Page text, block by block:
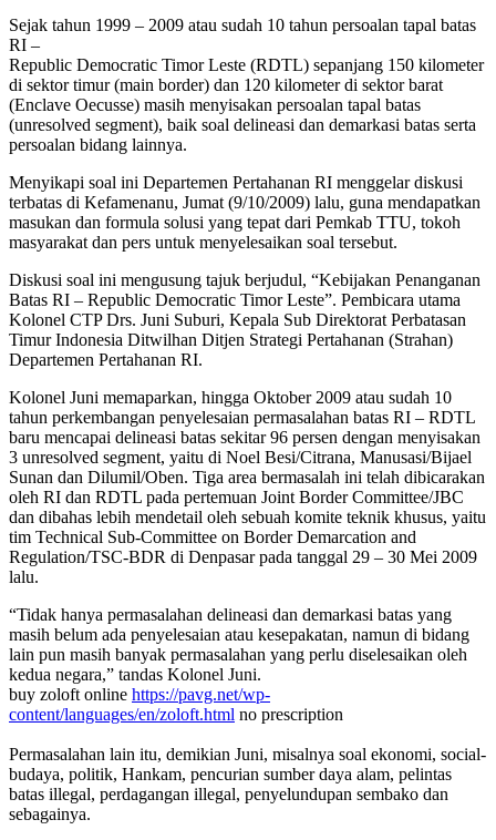
Sejak tahun 1999 – 2009 atau sudah 10 tahun persoalan tapal batas
RI –
Republic Democratic Timor Leste (RDTL) sepanjang 150 kilometer
di sektor timur (main border) dan 120 kilometer di sektor barat
(Enclave Oecusse) masih menyisakan persoalan tapal batas
(unresolved segment), baik soal delineasi dan demarkasi batas serta
persoalan bidang lainnya.
Menyikapi soal ini Departemen Pertahanan RI menggelar diskusi
terbatas di Kefamenanu, Jumat (9/10/2009) lalu, guna mendapatkan
masukan dan formula solusi yang tepat dari Pemkab TTU, tokoh
masyarakat dan pers untuk menyelesaikan soal tersebut.
Diskusi soal ini mengusung tajuk berjudul, “Kebijakan Penanganan
Batas RI – Republic Democratic Timor Leste”. Pembicara utama
Kolonel CTP Drs. Juni Suburi, Kepala Sub Direktorat Perbatasan
Timur Indonesia Ditwilhan Ditjen Strategi Pertahanan (Strahan)
Departemen Pertahanan RI.
Kolonel Juni memaparkan, hingga Oktober 2009 atau sudah 10
tahun perkembangan penyelesaian permasalahan batas RI – RDTL
baru mencapai delineasi batas sekitar 96 persen dengan menyisakan
3 unresolved segment, yaitu di Noel Besi/Citrana, Manusasi/Bijael
Sunan dan Dilumil/Oben. Tiga area bermasalah ini telah dibicarakan
oleh RI dan RDTL pada pertemuan Joint Border Committee/JBC
dan dibahas lebih mendetail oleh sebuah komite teknik khusus, yaitu
tim Technical Sub-Committee on Border Demarcation and
Regulation/TSC-BDR di Denpasar pada tanggal 29 – 30 Mei 2009
lalu.
“Tidak hanya permasalahan delineasi dan demarkasi batas yang
masih belum ada penyelesaian atau kesepakatan, namun di bidang
lain pun masih banyak permasalahan yang perlu diselesaikan oleh
kedua negara,” tandas Kolonel Juni.
buy zoloft online https://pavg.net/wp-
content/languages/en/zoloft.html no prescription
Permasalahan lain itu, demikian Juni, misalnya soal ekonomi, social-
budaya, politik, Hankam, pencurian sumber daya alam, pelintas
batas illegal, perdagangan illegal, penyelundupan sembako dan
sebagainya.